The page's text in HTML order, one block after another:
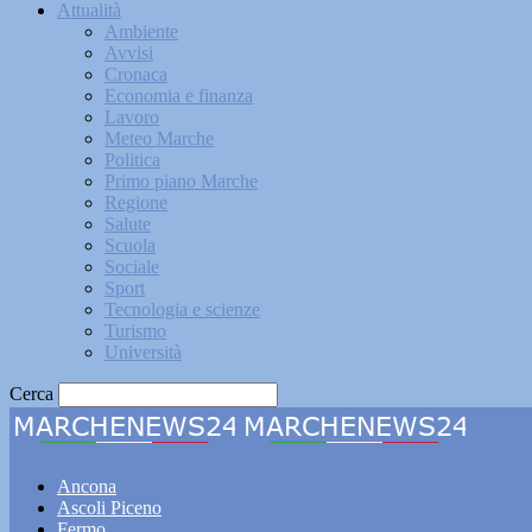
Attualità
Ambiente
Avvisi
Cronaca
Economia e finanza
Lavoro
Meteo Marche
Politica
Primo piano Marche
Regione
Salute
Scuola
Sociale
Sport
Tecnologia e scienze
Turismo
Università
Cerca
Ancona
Ascoli Piceno